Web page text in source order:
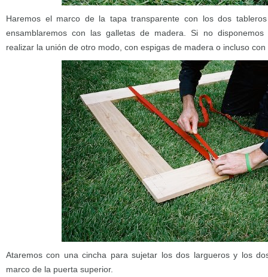
Haremos el marco de la tapa transparente con los dos
ensamblaremos con las galletas de madera. Si no
realizar la unión de otro modo, con espigas de madera o incluso
Ataremos con una cincha para sujetar los dos largueros y los
marco de la puerta superior.